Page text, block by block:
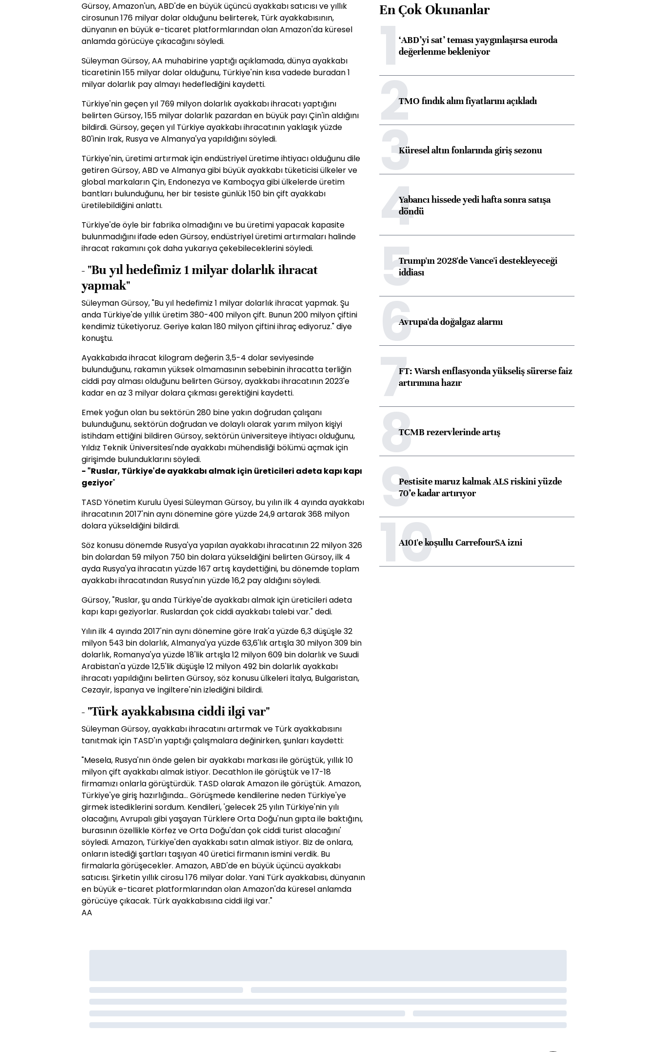
Gürsoy, Amazon'un, ABD'de en büyük üçüncü ayakkabı satıcısı ve yıllık
cirosunun 176 milyar dolar olduğunu belirterek, Türk ayakkabısının,
dünyanın en büyük e-ticaret platformlarından olan Amazon'da küresel
anlamda görücüye çıkacağını söyledi.
Süleyman Gürsoy, AA muhabirine yaptığı açıklamada, dünya ayakkabı
ticaretinin 155 milyar dolar olduğunu, Türkiye'nin kısa vadede buradan 1
milyar dolarlık pay almayı hedeflediğini kaydetti.
Türkiye'nin geçen yıl 769 milyon dolarlık ayakkabı ihracatı yaptığını
belirten Gürsoy, 155 milyar dolarlık pazardan en büyük payı Çin'in aldığını
bildirdi. Gürsoy, geçen yıl Türkiye ayakkabı ihracatının yaklaşık yüzde
80'inin Irak, Rusya ve Almanya'ya yapıldığını söyledi.
Türkiye'nin, üretimi artırmak için endüstriyel üretime ihtiyacı olduğunu dile
getiren Gürsoy, ABD ve Almanya gibi büyük ayakkabı tüketicisi ülkeler ve
global markaların Çin, Endonezya ve Kamboçya gibi ülkelerde üretim
bantları bulunduğunu, her bir tesiste günlük 150 bin çift ayakkabı
üretilebildiğini anlattı.
Türkiye'de öyle bir fabrika olmadığını ve bu üretimi yapacak kapasite
bulunmadığını ifade eden Gürsoy, endüstriyel üretimi artırmaları halinde
ihracat rakamını çok daha yukarıya çekebileceklerini söyledi.
- "Bu yıl hedefimiz 1 milyar dolarlık ihracat
yapmak"
Süleyman Gürsoy, "Bu yıl hedefimiz 1 milyar dolarlık ihracat yapmak. Şu
anda Türkiye'de yıllık üretim 380-400 milyon çift. Bunun 200 milyon çiftini
kendimiz tüketiyoruz. Geriye kalan 180 milyon çiftini ihraç ediyoruz." diye
konuştu.
Ayakkabıda ihracat kilogram değerin 3,5-4 dolar seviyesinde
bulunduğunu, rakamın yüksek olmamasının sebebinin ihracatta terliğin
ciddi pay alması olduğunu belirten Gürsoy, ayakkabı ihracatının 2023'e
kadar en az 3 milyar dolara çıkması gerektiğini kaydetti.
Emek yoğun olan bu sektörün 280 bine yakın doğrudan çalışanı
bulunduğunu, sektörün doğrudan ve dolaylı olarak yarım milyon kişiyi
istihdam ettiğini bildiren Gürsoy, sektörün üniversiteye ihtiyacı olduğunu,
Yıldız Teknik Üniversitesi'nde ayakkabı mühendisliği bölümü açmak için
girişimde bulunduklarını söyledi.
- "Ruslar, Türkiye'de ayakkabı almak için üreticileri adeta kapı kapı
geziyor"
TASD Yönetim Kurulu Üyesi Süleyman Gürsoy, bu yılın ilk 4 ayında ayakkabı
ihracatının 2017'nin aynı dönemine göre yüzde 24,9 artarak 368 milyon
dolara yükseldiğini bildirdi.
Söz konusu dönemde Rusya'ya yapılan ayakkabı ihracatının 22 milyon 326
bin dolardan 59 milyon 750 bin dolara yükseldiğini belirten Gürsoy, ilk 4
ayda Rusya'ya ihracatın yüzde 167 artış kaydettiğini, bu dönemde toplam
ayakkabı ihracatından Rusya'nın yüzde 16,2 pay aldığını söyledi.
Gürsoy, "Ruslar, şu anda Türkiye'de ayakkabı almak için üreticileri adeta
kapı kapı geziyorlar. Ruslardan çok ciddi ayakkabı talebi var." dedi.
Yılın ilk 4 ayında 2017'nin aynı dönemine göre Irak'a yüzde 6,3 düşüşle 32
milyon 543 bin dolarlık, Almanya'ya yüzde 63,6'lık artışla 30 milyon 309 bin
dolarlık, Romanya'ya yüzde 18'lik artışla 12 milyon 609 bin dolarlık ve Suudi
Arabistan'a yüzde 12,5'lik düşüşle 12 milyon 492 bin dolarlık ayakkabı
ihracatı yapıldığını belirten Gürsoy, söz konusu ülkeleri İtalya, Bulgaristan,
Cezayir, İspanya ve İngiltere'nin izlediğini bildirdi.
- "Türk ayakkabısına ciddi ilgi var"
Süleyman Gürsoy, ayakkabı ihracatını artırmak ve Türk ayakkabısını
tanıtmak için TASD'ın yaptığı çalışmalara değinirken, şunları kaydetti:
"Mesela, Rusya'nın önde gelen bir ayakkabı markası ile görüştük, yıllık 10
milyon çift ayakkabı almak istiyor. Decathlon ile görüştük ve 17-18
firmamızı onlarla görüştürdük. TASD olarak Amazon ile görüştük. Amazon,
Türkiye'ye giriş hazırlığında... Görüşmede kendilerine neden Türkiye'ye
girmek istediklerini sordum. Kendileri, 'gelecek 25 yılın Türkiye'nin yılı
olacağını, Avrupalı gibi yaşayan Türklere Orta Doğu'nun gıpta ile baktığını,
burasının özellikle Körfez ve Orta Doğu'dan çok ciddi turist alacağını'
söyledi. Amazon, Türkiye'den ayakkabı satın almak istiyor. Biz de onlara,
onların istediği şartları taşıyan 40 üretici firmanın ismini verdik. Bu
firmalarla görüşecekler. Amazon, ABD'de en büyük üçüncü ayakkabı
satıcısı. Şirketin yıllık cirosu 176 milyar dolar. Yani Türk ayakkabısı, dünyanın
en büyük e-ticaret platformlarından olan Amazon'da küresel anlamda
görücüye çıkacak. Türk ayakkabısına ciddi ilgi var."
AA
En Çok Okunanlar
1‘ABD’yi sat’ teması yaygınlaşırsa euroda
değerlenme bekleniyor
2TMO fındık alım fiyatlarını açıkladı
3Küresel altın fonlarında giriş sezonu
4Yabancı hissede yedi hafta sonra satışa
döndü
5Trump'ın 2028'de Vance'i destekleyeceği
iddiası
6Avrupa'da doğalgaz alarmı
7FT: Warsh enflasyonda yükseliş sürerse faiz
artırımına hazır
8TCMB rezervlerinde artış
9Pestisite maruz kalmak ALS riskini yüzde
70’e kadar artırıyor
10
A101'e koşullu CarrefourSA izni